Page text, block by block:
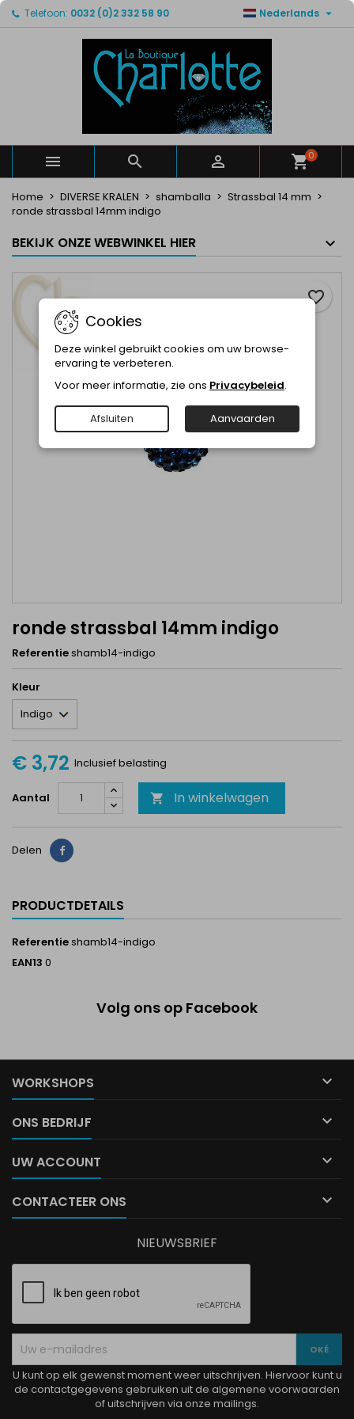
Telefoon: 0032 (0)2 332 58 90 Nederlands 
   0
Home DIVERSE KRALEN shamballa
Strassbal 14 mm
ronde strassbal 14mm indigo
BEKIJK ONZE WEBWINKEL HIER
ronde strassbal 14mm indigo
Referentieshamb14-indigo
Kleur
€ 3,72 Inclusief belasting
Aantal  In winkelwagen
favorite_border
Delen Delen
PRODUCTDETAILS
Referentieshamb14-indigo
EAN13 0
Volg ons op Facebook
WORKSHOPS 
ONS BEDRIJF 
UW ACCOUNT 
CONTACTEER ONS 
Mijn verlanglijsten ×
Maak een lijst
Maak een verlanglijst ×
Verlanglijst naam
Annuleren Maak een verlanglijst
Inloggen ×
U moet ingelogd zijn om producten in uw verlanglijst
Annuleren Inloggen
Cookies
Deze winkel gebruikt cookies om uw browse-
ervaring te verbeteren.
Voor meer informatie, zie ons Privacybeleid.
Afsluiten Aanvaarden
NIEUWSBRIEF
U kunt op elk gewenst moment weer uitschrijven. Hiervoor kunt u
de contactgegevens gebruiken uit de algemene voorwaarden
of uitschrijven via onze mailings.